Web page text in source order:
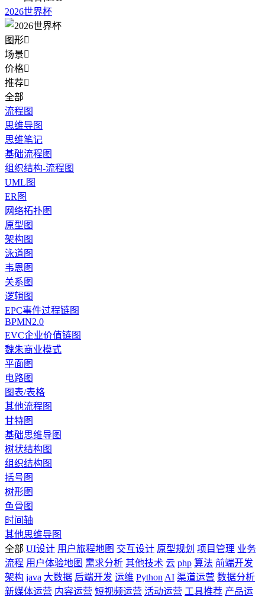
2026世界杯
图形
场景
价格
推荐
全部
流程图
思维导图
思维笔记
基础流程图
组织结构-流程图
UML图
ER图
网络拓扑图
原型图
架构图
泳道图
韦恩图
关系图
逻辑图
EPC事件过程链图
BPMN2.0
EVC企业价值链图
魏朱商业模式
平面图
电路图
图表/表格
其他流程图
甘特图
基础思维导图
树状结构图
组织结构图
括号图
树形图
鱼骨图
时间轴
其他思维导图
全部 UI设计 用户旅程地图 交互设计 原型规划 项目管理 业务
流程 用户体验地图 需求分析 其他技术 云 php 算法 前端开发
架构 java 大数据 后端开发 运维 Python AI 渠道运营 数据分析
新媒体运营 内容运营 短视频运营 活动运营 工具推荐 产品运